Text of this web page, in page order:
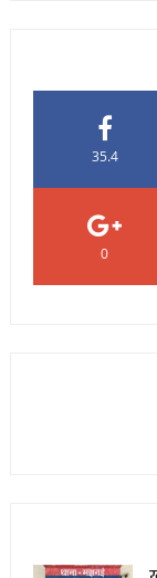
35.4
0